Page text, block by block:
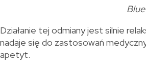
Działanie tej odmiany jest silnie
nadaje się do zastosowań
apetyt.